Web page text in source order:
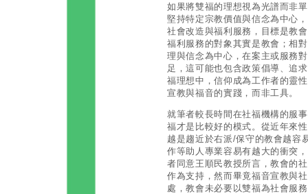
如果將雙福的理想視為光譜而非
堅持特定宗教價值與信念為中心
社會改造與福利服務，目標是教
福利服務的對象其實是教會；相
理與信念為中心，在案主或服務
足，這可能也包含政策倡導、追
福理想中，信仰成為工作者的靈
宣教與福音的實踐，而非工具。
就筆者較長時間在社福機構的服
福才是比較好的模式。從近年來
越是趨近於右派/保守的教會越容
作等助人專業容易有越大的衝突
者同意王順民教授所言，教會的
作為支持，然而畢竟福音宣教與
處，教會未必要以雙福為社會服